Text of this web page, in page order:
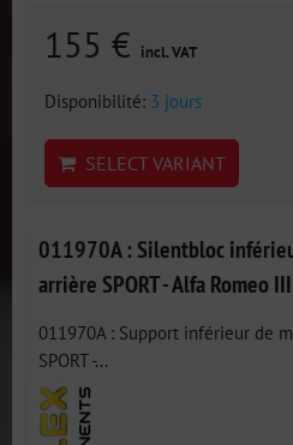
155 € incl. VAT
Disponibilité: 3 jours
SELECT VARIANT
011970A : Silentbloc
arrière SPORT - Alfa Romeo
011970A : Support inférieur de
SPORT -...